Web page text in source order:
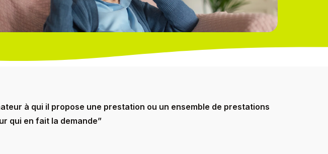
à qui il propose une prestation ou un ensemble de prestations
qui en fait la demande”